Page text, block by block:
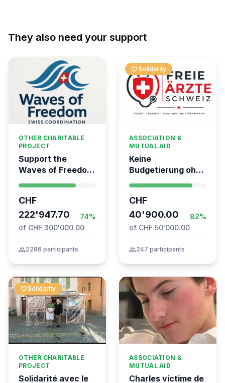
They also need your support
OTHER CHARITABLE
PROJECT
Support the
Waves of Freedom
the Global
Movement to Gaza
CHF
222'947.70
74%
of CHF 300'000.00
group2286 participants
favorite Solidarity
ASSOCIATION &
MUTUAL AID
Keine
Budgetierung ohne
Höchstgrenze
unabhängig prüfen
CHF
40'900.00
82%
of CHF 50'000.00
group247 participants
favorite Solidarity
OTHER CHARITABLE
PROJECT
Solidarité avec le
ASSOCIATION &
MUTUAL AID
Charles victime de